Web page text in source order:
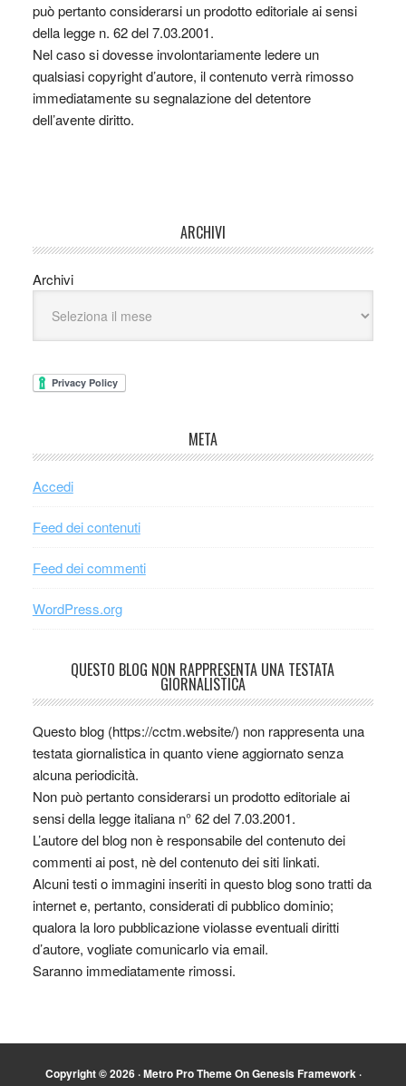
può pertanto considerarsi un prodotto editoriale ai sensi
della legge n. 62 del 7.03.2001.
Nel caso si dovesse involontariamente ledere un
qualsiasi copyright d’autore, il contenuto verrà rimosso
immediatamente su segnalazione del detentore
dell’avente diritto.
ARCHIVI
Archivi
META
Accedi
Feed dei contenuti
Feed dei commenti
WordPress.org
QUESTO BLOG NON RAPPRESENTA UNA TESTATA
GIORNALISTICA
Questo blog (https://cctm.website/) non rappresenta una
testata giornalistica in quanto viene aggiornato senza
alcuna periodicità.
Non può pertanto considerarsi un prodotto editoriale ai
sensi della legge italiana n° 62 del 7.03.2001.
L’autore del blog non è responsabile del contenuto dei
commenti ai post, nè del contenuto dei siti linkati.
Alcuni testi o immagini inseriti in questo blog sono tratti da
internet e, pertanto, considerati di pubblico dominio;
qualora la loro pubblicazione violasse eventuali diritti
d’autore, vogliate comunicarlo via email.
Saranno immediatamente rimossi.
Copyright © 2026 ·Metro Pro ThemeOnGenesis Framework·